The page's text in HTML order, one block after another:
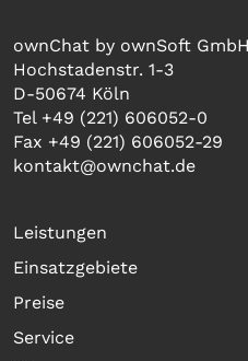
ownChat by ownSoft GmbH
Hochstadenstr. 1-3
D-50674 Köln
Tel +49 (221) 606052-0
Fax +49 (221) 606052-29
kontakt@ownchat.de
Leistungen
Einsatzgebiete
Preise
Service